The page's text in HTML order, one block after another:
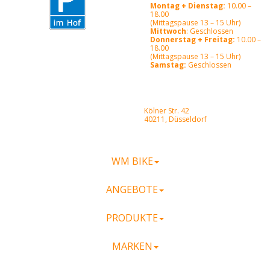
Montag + Dienstag: 10.00 –
18.00
(Mittagspause 13 – 15 Uhr)
Mittwoch: Geschlossen
Donnerstag + Freitag: 10.00 –
18.00
(Mittagspause 13 – 15 Uhr)
Samstag: Geschlossen
Kölner Str. 42
40211, Düsseldorf
WM BIKE
ANGEBOTE
PRODUKTE
MARKEN